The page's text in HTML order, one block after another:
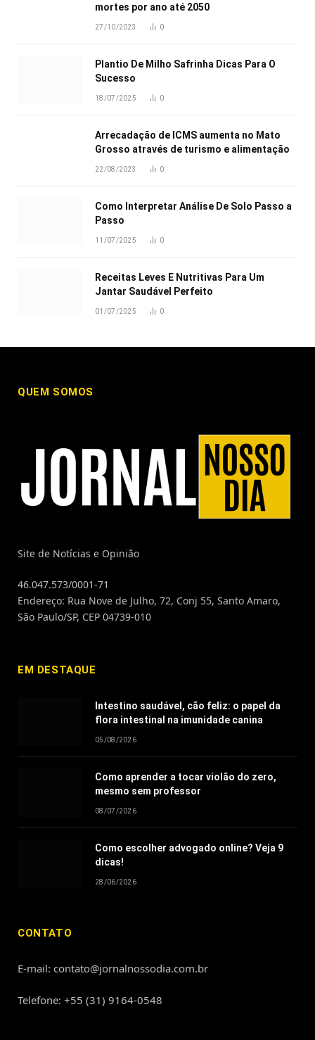
mortes por ano até 2050
27/10/2023 0
Plantio De Milho Safrinha Dicas Para O
Sucesso
18/07/2025 0
Arrecadação de ICMS aumenta no Mato
Grosso através de turismo e alimentação
22/08/2023 0
Como Interpretar Análise De Solo Passo a
Passo
11/07/2025 0
Receitas Leves E Nutritivas Para Um
Jantar Saudável Perfeito
01/07/2025 0
QUEM SOMOS
Site de Notícias e Opinião
46.047.573/0001-71
Endereço: Rua Nove de Julho, 72, Conj 55, Santo Amaro,
São Paulo/SP, CEP 04739-010
EM DESTAQUE
Intestino saudável, cão feliz: o papel da
flora intestinal na imunidade canina
05/08/2026
Como aprender a tocar violão do zero,
mesmo sem professor
08/07/2026
Como escolher advogado online? Veja 9
dicas!
28/06/2026
CONTATO
E-mail: contato@jornalnossodia.com.br
Telefone: +55 (31) 9164-0548